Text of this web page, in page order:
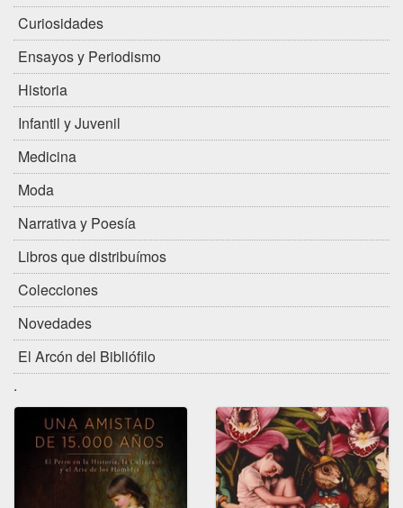
Curiosidades
Ensayos y Periodismo
Historia
Infantil y Juvenil
Medicina
Moda
Narrativa y Poesía
Libros que distribuímos
Colecciones
Novedades
El Arcón del Bibliófilo
.